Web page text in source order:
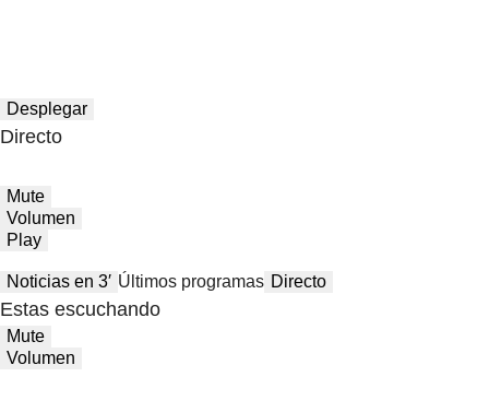
Desplegar
Directo
Mute
Volumen
Play
Noticias en 3′ Últimos programas Directo
Estas escuchando
Mute
Volumen